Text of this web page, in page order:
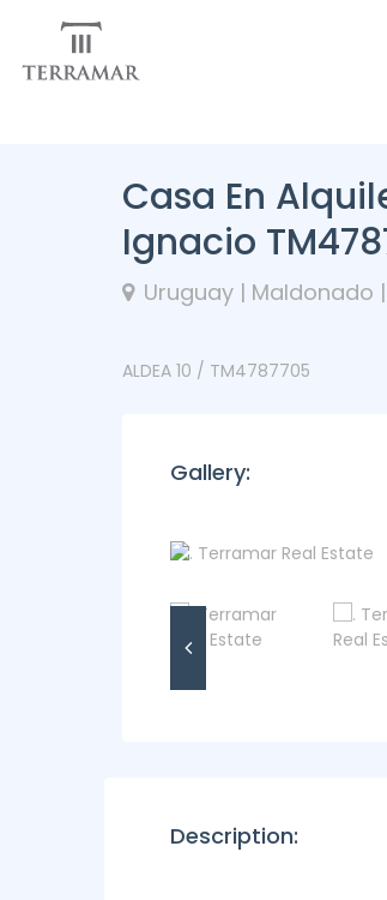
Casa En
Ignacio
Uruguay | Maldonado
ALDEA 10 / TM4787705
Gallery:
Description: